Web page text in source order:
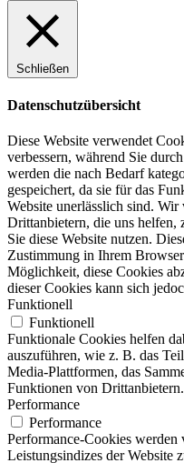
Schließen
Datenschutzübersicht
Diese Website verwendet
verbessern, während Sie
werden die nach Bedarf
gespeichert, da sie für das
Website unerlässlich sind.
Drittanbietern, die uns helfen,
Sie diese Website nutzen.
Zustimmung in Ihrem
Möglichkeit, diese Cookies
dieser Cookies kann sich
Funktionell
Funktionell
Funktionale Cookies helfen
auszuführen, wie z. B. das
Media-Plattformen, das
Funktionen von Drittanbietern.
Performance
Performance
Performance-Cookies
Leistungsindizes der Website